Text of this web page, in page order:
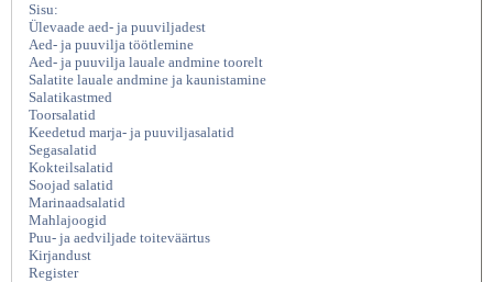
Sisu:
Ülevaade aed- ja puuviljadest
Aed- ja puuvilja töötlemine
Aed- ja puuvilja lauale andmine toorelt
Salatite lauale andmine ja kaunistamine
Salatikastmed
Toorsalatid
Keedetud marja- ja puuviljasalatid
Segasalatid
Kokteilsalatid
Soojad salatid
Marinaadsalatid
Mahlajoogid
Puu- ja aedviljade toiteväärtus
Kirjandust
Register